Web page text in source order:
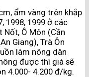
ẩm vàng trên khắp
1998, 1999 ở các
Nốt, Ô Môn (Cần
Giang), Trà Ôn
làm nông dân
được thì giá sẽ
4.000- 4.200 đ/kg.